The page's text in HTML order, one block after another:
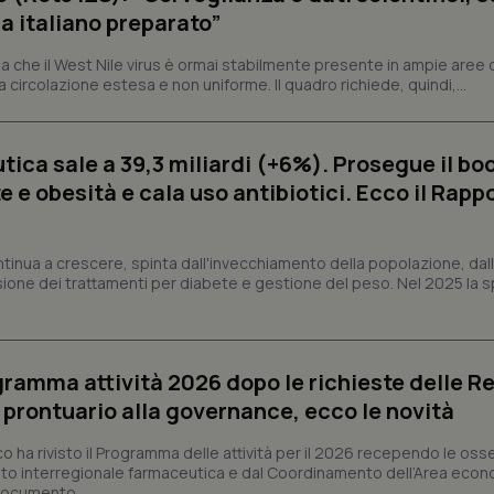
italiano preparato”
che il West Nile virus è ormai stabilmente presente in ampie aree
estesa e non uniforme. Il quadro richiede, quindi,...
sale a 39,3 miliardi (+6%). Prosegue il
e obesità e cala uso antibiotici. Ecco il
a crescere, spinta dall'invecchiamento della popolazione,
dei trattamenti per diabete e gestione del peso. Nel 2025 la
attività 2026 dopo le richieste delle
alla governance, ecco le novità
ha rivisto il Programma delle attività per il 2026 recependo le
interregionale farmaceutica e dal Coordinamento dell’Area
www.quotidianosanita.it
2 giorni
www.quotidianosanita.it
4
2 giorni
Questo cookie è impostato
Google LLC
.quotidianosanita.it
1 anno 1
mese
Questo nome di cookie è
Universal Analytics, che è un
significativo del servizio di
utilizzato da Google. Questo
sito e utilizzato per calcolare i
sessioni e campagne per i
generico utilizzato per
generato in modo casuale, il
utilizzato può essere specifico
buon esempio è mantenere uno
un utente tra le pagine.
.quotidianosanita.it
1 anno 1
mese
Questo cookie viene utilizzato
per mantenere lo stato della